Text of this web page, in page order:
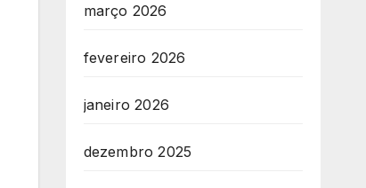
março 2026
fevereiro 2026
janeiro 2026
dezembro 2025